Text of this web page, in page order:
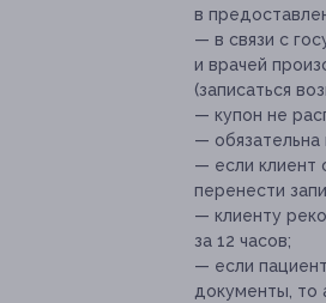
в
— в связи с
и врачей
(записаться
— купон не
— обязательна
— если клиент
перенести
— клиенту
за 12 часов;
— если
документы, то